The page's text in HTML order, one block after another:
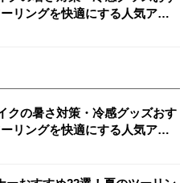
リングを快適にする人気アイ
クの暑さ対策・冷感グッズおす
リングを快適にする人気アイ